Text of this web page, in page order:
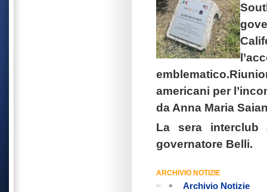
americani per
da Anna Maria
La sera interclub
governatore Belli.
ARCHIVIO NOTIZIE
Archivio Notizie